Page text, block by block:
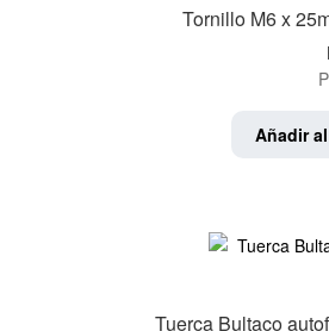
Tornillo M6 x
Añadir
Tuerca Bultaco